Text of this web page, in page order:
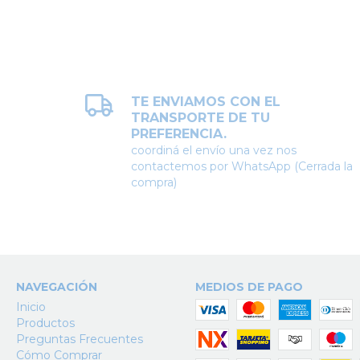
TE ENVIAMOS CON EL
TRANSPORTE DE TU
PREFERENCIA.
coordiná el envío una vez nos
contactemos por WhatsApp (Cerrada la
compra)
NAVEGACIÓN
Inicio
Productos
Preguntas Frecuentes
Cómo Comprar
MEDIOS DE PAGO